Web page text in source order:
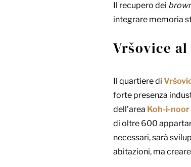
Il recupero dei
integrare memoria
Vršovice
Il quartiere di
forte presenza
dell’area Koh-i-noor
di oltre 600
necessari, sarà
abitazioni, ma